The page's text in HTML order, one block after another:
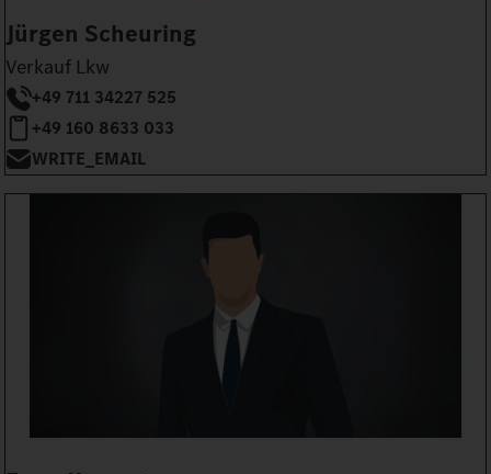
Jürgen Scheuring
Verkauf Lkw
+49 711 34227 525
+49 160 8633 033
WRITE_EMAIL